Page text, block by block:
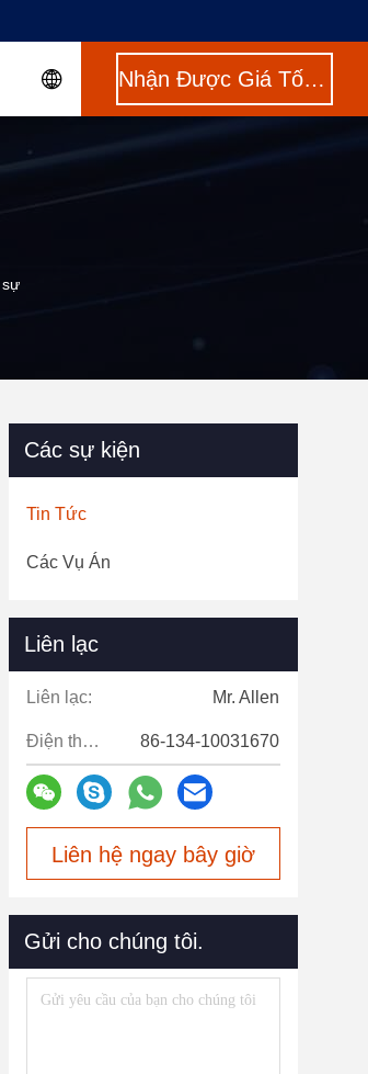
Nhận Được Giá Tốt Nhất
sự
Các sự kiện
Tin Tức
Các Vụ Án
Liên lạc
Liên lạc: Mr. Allen
Điện thoại: 86-134-10031670
Liên hệ ngay bây giờ
Gửi cho chúng tôi.